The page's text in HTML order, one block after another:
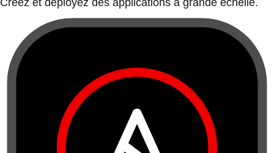
Créez et déployez des applications à grande échelle.